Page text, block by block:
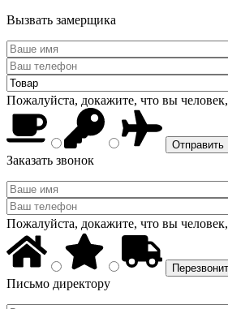
Вызвать замерщика
Пожалуйста, докажите, что вы
Заказать звонок
Пожалуйста, докажите, что вы
Письмо директору